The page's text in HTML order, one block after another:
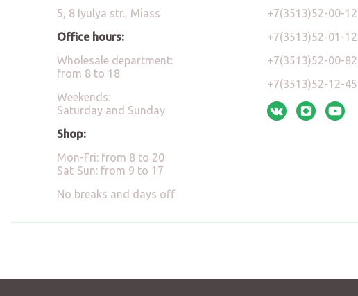
5, 8 Iyulya str., Miass
Office hours:
Wholesale department:
from 8 to 18
Weekends:
Saturday and Sunday
Shop:
Mon-Fri: from 8 to 20
Sat-Sun: from 9 to 17
No breaks and days off
+7(3513)52-00-12
+7(3513)52-01-12
+7(3513)52-00-82
+7(3513)52-12-45